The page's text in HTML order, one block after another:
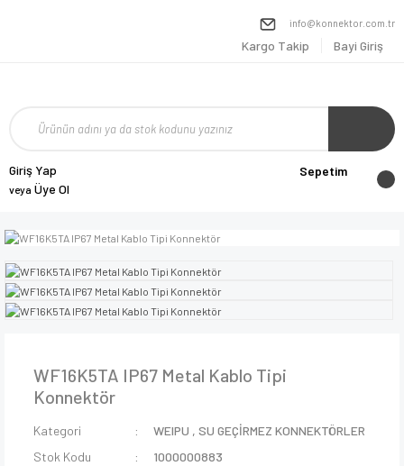
info@konnektor.com.tr
Kargo Takip Bayi Giriş
Giriş Yap
veya Üye Ol
Sepetim
WF16K5TA IP67 Metal Kablo Tipi
Konnektör
Kategori WEIPU ,SU GEÇİRMEZ KONNEKTÖRLER
Stok Kodu
1000000883